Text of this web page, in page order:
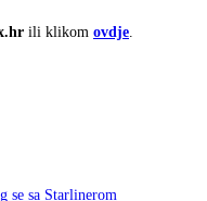
ili klikom ovdje.